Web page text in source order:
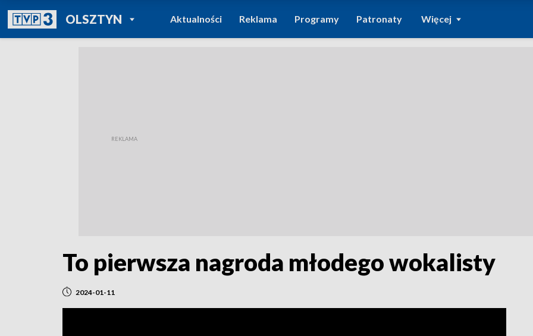
OLSZTYNPOWRÓT DO
TVP REGIONY
Aktualności Reklama Programy Patronaty Więcej
To pierwsza nagroda młodego wokalisty
2024-01-11